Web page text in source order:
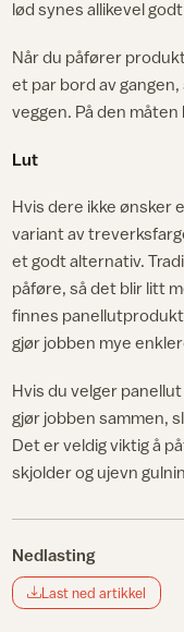
lød synes allikevel
Når du påfører
et par bord av
veggen. På den
Lut
Hvis dere ikke ønsker
variant av
et godt alternativ.
påføre, så det blir litt
finnes
gjør jobben mye
Hvis du velger
gjør jobben sammen,
Det er veldig viktig å
skjolder og ujevn
Nedlasting
Last ned artikkel